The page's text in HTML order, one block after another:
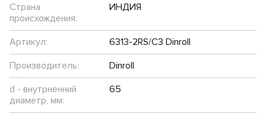
Страна
происхождения:
ИНДИЯ
Артикул:
6313-2RS/C3 Dinroll
Производитель:
Dinroll
d - внутрненний
диаметр, мм:
65